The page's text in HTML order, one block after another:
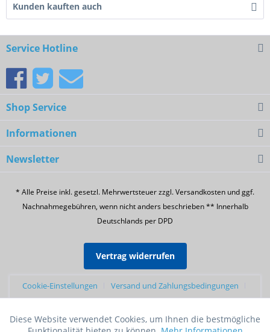
Kunden kauften auch
Service Hotline
Shop Service
Informationen
Newsletter
* Alle Preise inkl. gesetzl. Mehrwertsteuer zzgl. Versandkosten und ggf.
Nachnahmegebühren, wenn nicht anders beschrieben ** Innerhalb
Deutschlands per DPD
Vertrag widerrufen
Cookie-Einstellungen
Versand und Zahlungsbedingungen
Züchterprogramm
Futtershop24 Erfahrungen
Funktionale Aktiv
Diese Website verwendet Cookies, um Ihnen die bestmögliche